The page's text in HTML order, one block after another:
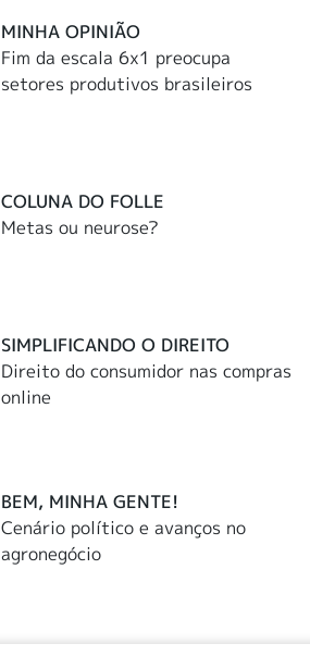
MINHA OPINIÃO
Fim da escala 6x1 preocupa
setores produtivos brasileiros
COLUNA DO FOLLE
Metas ou neurose?
SIMPLIFICANDO O DIREITO
Direito do consumidor nas compras
online
BEM, MINHA GENTE!
Cenário político e avanços no
agronegócio